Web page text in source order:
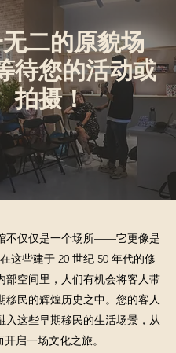
二的原貌场
待您的活动或
拍摄！
不仅仅是一个场所——它更像是
这些建于 20 世纪 50 年代的修
部空间里，人们有机会将客人带
移民的辉煌历史之中。您的客人
入这些早期移民的生活场景，从
开启一场文化之旅。